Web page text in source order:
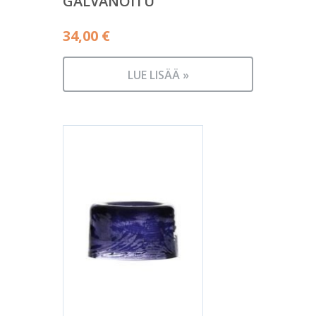
34,00 €
LUE LISÄÄ »